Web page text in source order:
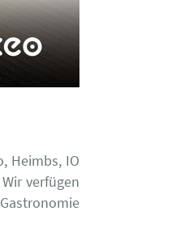
Heimbs, IO
verfügen